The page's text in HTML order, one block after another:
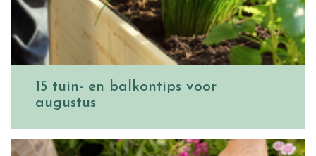
15 tuin- en balkontips voor
augustus